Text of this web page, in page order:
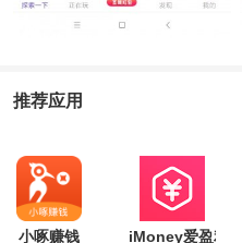
推荐应用
小啄赚钱
iMoney爱盈利